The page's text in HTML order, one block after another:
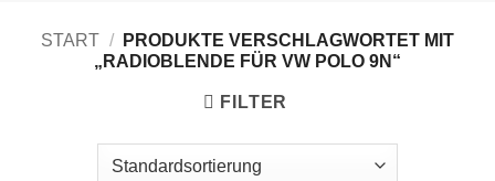
START /
PRODUKTE VERSCHLAGWORTET MIT
„RADIOBLENDE FÜR VW POLO 9N“
FILTER